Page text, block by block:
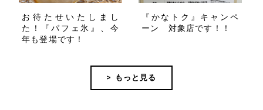
お待たせいたしまし
た！『パフェ氷』、今
年も登場です！
『かなトク』キャンペ
ーン 対象店です！！
> もっと見る